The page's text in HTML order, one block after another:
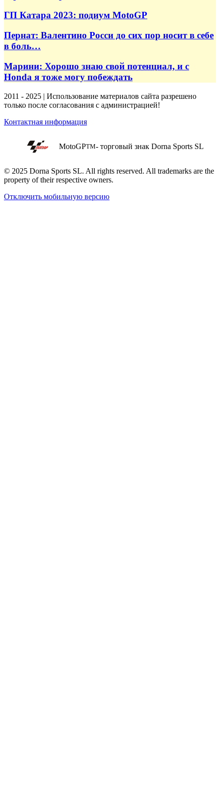
ГП Катара 2023: подиум MotoGP
Пернат: Валентино Росси до сих пор носит в себе
в боль…
Марини: Хорошо знаю свой потенциал, и с
Honda я тоже могу побеждать
2011 - 2025 | Использование материалов сайта разрешено
только после согласования с администрацией!
Контактная информация
MotoGPTM- торговый знак Dorna Sports SL
© 2025 Dorna Sports SL. All rights reserved. All trademarks are the
property of their respective owners.
Отключить мобильную версию